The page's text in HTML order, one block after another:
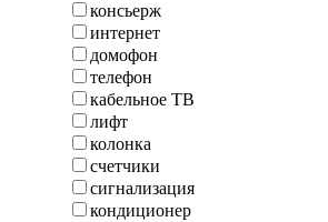
консьерж
интернет
домофон
телефон
кабельное ТВ
лифт
колонка
счетчики
сигнализация
кондиционер